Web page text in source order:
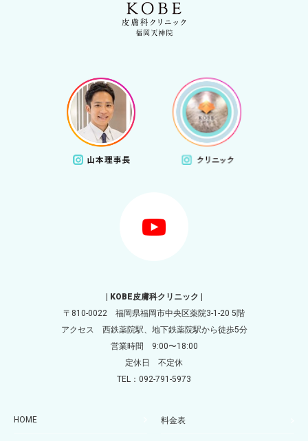
| KOBE皮膚科クリニック |
〒810-0022 福岡県福岡市中央区薬院3-1-20 5階
アクセス 西鉄薬院駅、地下鉄薬院駅から徒歩5分
営業時間 9:00〜18:00
定休日 不定休
TEL：092-791-5973
HOME 料金表